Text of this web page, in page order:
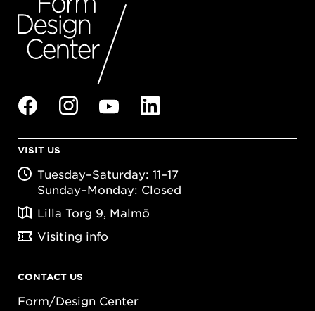
VISIT US
Tuesday–Saturday: 11–17
Sunday–Monday: Closed
Lilla Torg 9, Malmö
Visiting info
CONTACT US
Form/Design Center